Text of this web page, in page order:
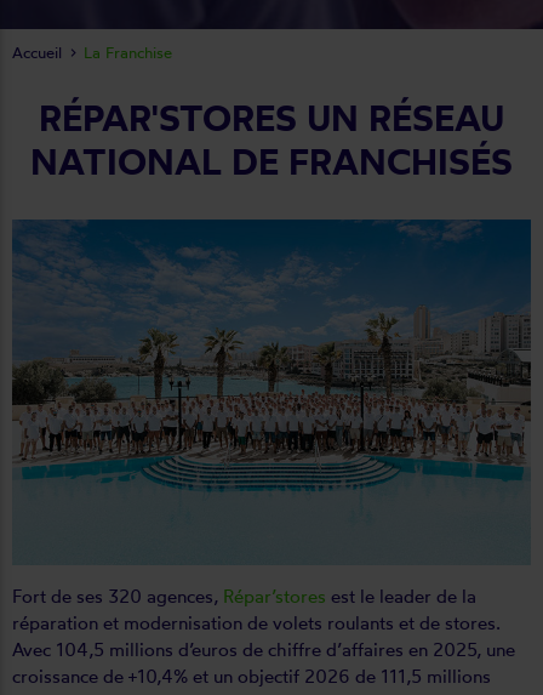
RÉPAR'STORES UN RÉSEAU
NATIONAL DE FRANCHISÉS
Fort de ses 320 agences, Répar’stores est le leader de la
réparation et modernisation de volets roulants et de stores.
Avec 104,5 millions d’euros de chiffre d’affaires en 2025, une
croissance de +10,4% et un objectif 2026 de 111,5 millions
Accueil La Franchise